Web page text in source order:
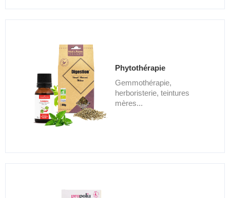
Phytothérapie
Gemmothérapie,
herboristerie, teintures
mères...